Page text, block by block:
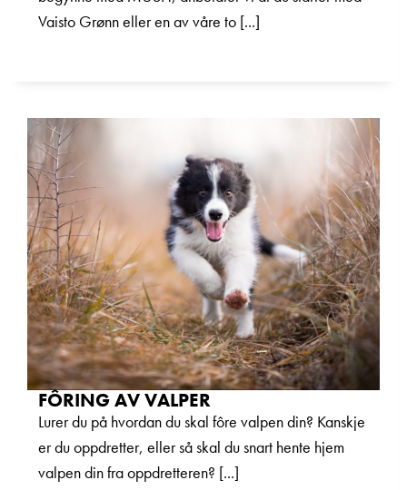
Vaisto Grønn eller en av våre to [...]
FÔRING AV VALPER
Lurer du på hvordan du skal fôre valpen din? Kanskje
er du oppdretter, eller så skal du snart hente hjem
valpen din fra oppdretteren? [...]